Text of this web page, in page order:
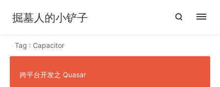
掘墓人的小铲子
Tag : Capacitor
跨平台开发之 Quasar